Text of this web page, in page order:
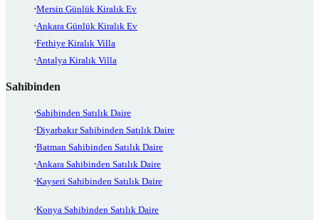
Mersin Günlük Kiralık Ev
Ankara Günlük Kiralık Ev
Fethiye Kiralık Villa
Antalya Kiralık Villa
Sahibinden
Sahibinden Satılık Daire
Diyarbakır Sahibinden Satılık Daire
Batman Sahibinden Satılık Daire
Ankara Sahibinden Satılık Daire
Kayseri Sahibinden Satılık Daire
Konya Sahibinden Satılık Daire